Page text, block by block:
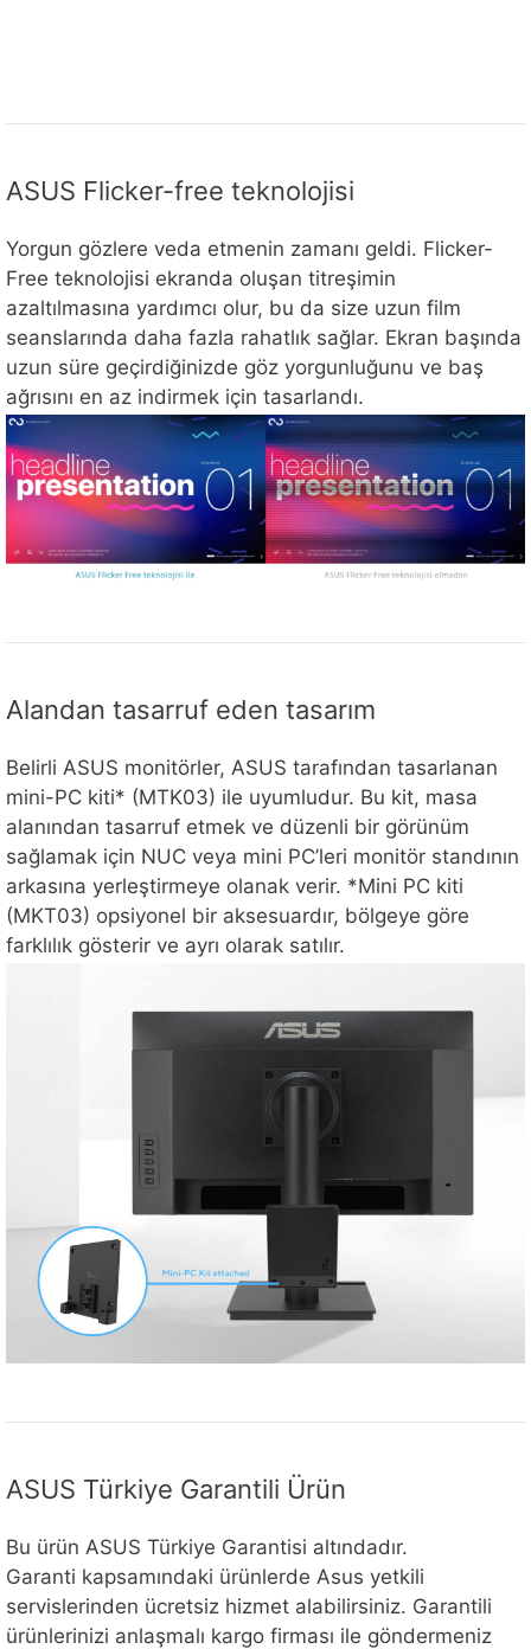
ASUS Flicker-free teknolojisi
Yorgun gözlere veda etmenin zamanı geldi. Flicker-
Free teknolojisi ekranda oluşan titreşimin
azaltılmasına yardımcı olur, bu da size uzun film
seanslarında daha fazla rahatlık sağlar. Ekran başında
uzun süre geçirdiğinizde göz yorgunluğunu ve baş
ağrısını en az indirmek için tasarlandı.
Alandan tasarruf eden tasarım
Belirli ASUS monitörler, ASUS tarafından tasarlanan
mini-PC kiti* (MTK03) ile uyumludur. Bu kit, masa
alanından tasarruf etmek ve düzenli bir görünüm
sağlamak için NUC veya mini PC’leri monitör standının
arkasına yerleştirmeye olanak verir. *Mini PC kiti
(MKT03) opsiyonel bir aksesuardır, bölgeye göre
farklılık gösterir ve ayrı olarak satılır.
ASUS Türkiye Garantili Ürün
Bu ürün ASUS Türkiye Garantisi altındadır.
Garanti kapsamındaki ürünlerde Asus yetkili
servislerinden ücretsiz hizmet alabilirsiniz. Garantili
ürünlerinizi anlaşmalı kargo firması ile göndermeniz